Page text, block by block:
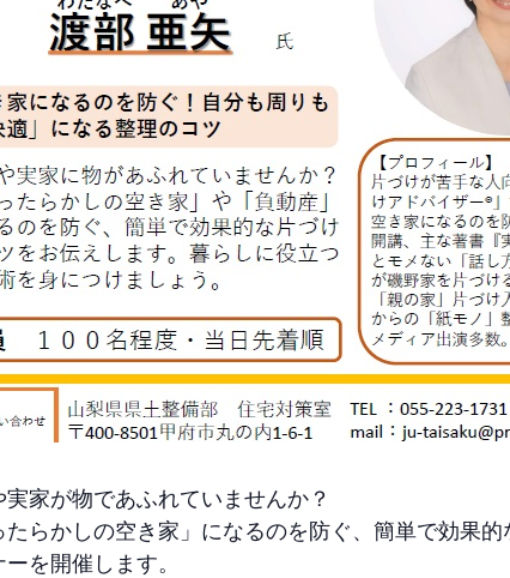
実家が物であふれていませんか？
たらかしの空き家」になるのを防ぐ、簡単で効果
を開催します。